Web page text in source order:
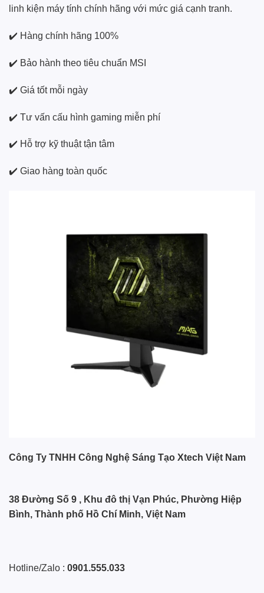
linh kiện máy tính chính hãng với mức giá cạnh tranh.
✔️ Hàng chính hãng 100%
✔️ Bảo hành theo tiêu chuẩn MSI
✔️ Giá tốt mỗi ngày
✔️ Tư vấn cấu hình gaming miễn phí
✔️ Hỗ trợ kỹ thuật tận tâm
✔️ Giao hàng toàn quốc
Công Ty TNHH Công Nghệ Sáng Tạo Xtech Việt Nam
38 Đường Số 9 , Khu đô thị Vạn Phúc, Phường Hiệp
Bình, Thành phố Hồ Chí Minh, Việt Nam
Hotline/Zalo : 0901.555.033